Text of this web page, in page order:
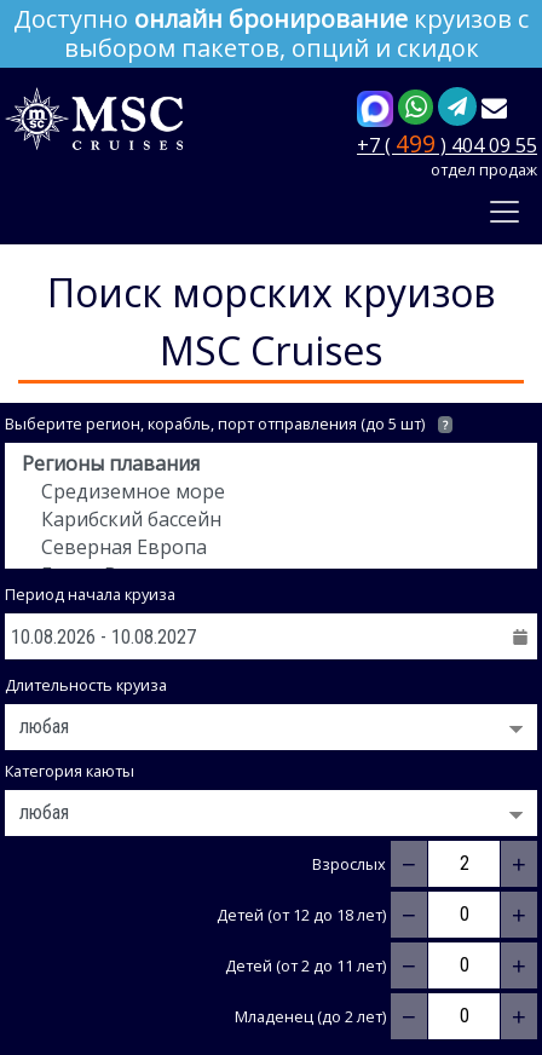
Доступно онлайн бронирование круизов с
выбором пакетов, опций и скидок
+7 ( 499 ) 404 09 55
отдел продаж
Поиск морских круизов
MSC Cruises
Выберите регион, корабль, порт отправления (до 5 шт) ?
Период начала круиза
Длительность круиза
Категория каюты
Взрослых − +
Детей (от 12 до 18 лет) − +
Детей (от 2 до 11 лет) − +
Младенец (до 2 лет) − +